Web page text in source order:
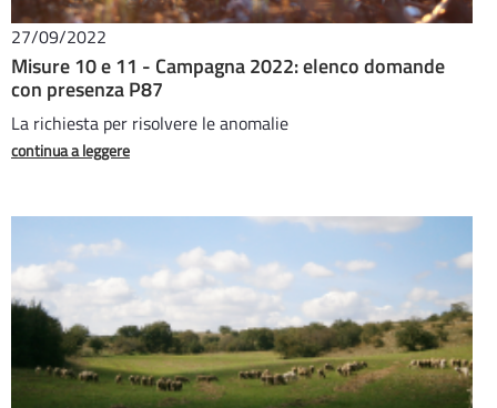
27/09/2022
Misure 10 e 11 - Campagna 2022: elenco domande
con presenza P87
La richiesta per risolvere le anomalie
continua a leggere